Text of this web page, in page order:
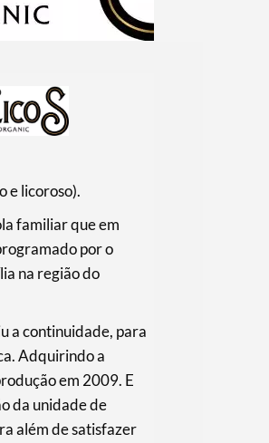
e licoroso).
familiar que em
por o
na região do
a continuidade, para
Adquirindo a
em 2009. E
da unidade de
além de satisfazer